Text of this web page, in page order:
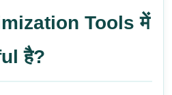
Tools में
है?